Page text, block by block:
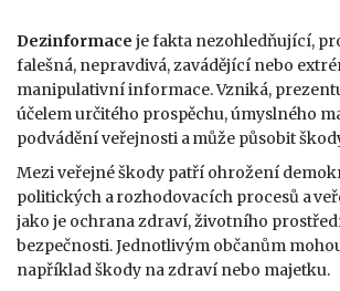
Dezinformace je fakta nezohledňující,
falešná, nepravdivá, zavádějící nebo
manipulativní informace. Vzniká,
účelem určitého prospěchu, úmyslného
podvádění veřejnosti a může působit
Mezi veřejné škody patří ohrožení
politických a rozhodovacích procesů a
jako je ochrana zdraví, životního
bezpečnosti. Jednotlivým občanům
například škody na zdraví nebo majetku.